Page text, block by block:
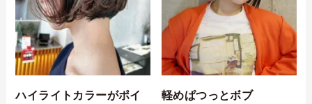
ハイライトカラーがポイ
軽めぱつっとボブ